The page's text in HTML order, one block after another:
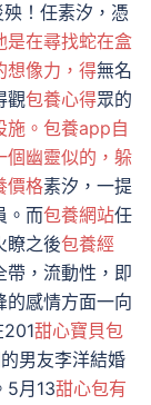
！任素汐，憑
是在尋找蛇在盒
想像力，得無名
觀包養心得眾的
施。包養app自
個幽靈似的，躲
價格素汐，一提
。而包養網站任
瞭之後包養經
帶，流動性，即
的感情方面一向
201甜心寶貝包
男友李洋結婚
5月13甜心包有